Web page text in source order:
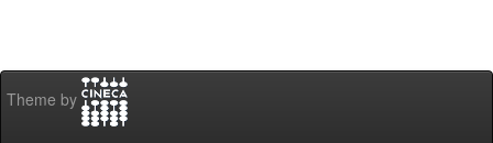
Theme by